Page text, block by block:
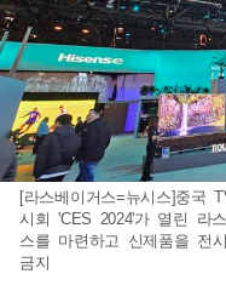
[라스베이거스=뉴시스]중국
시회 'CES 2024'가 열린 라
스를 마련하고 신제품을 전
금지